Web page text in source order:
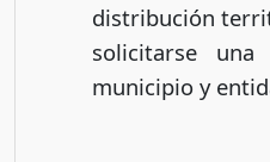
distribución
solicitarse una
municipio y